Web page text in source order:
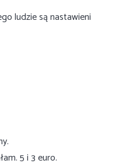
ludzie są nastawieni
5 i 3 euro.